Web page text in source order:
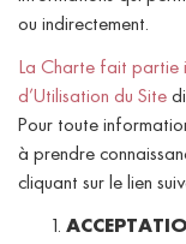
ou indirectement.
La Charte fait partie
d’Utilisation du Site
Pour toute
à prendre
cliquant sur le lien